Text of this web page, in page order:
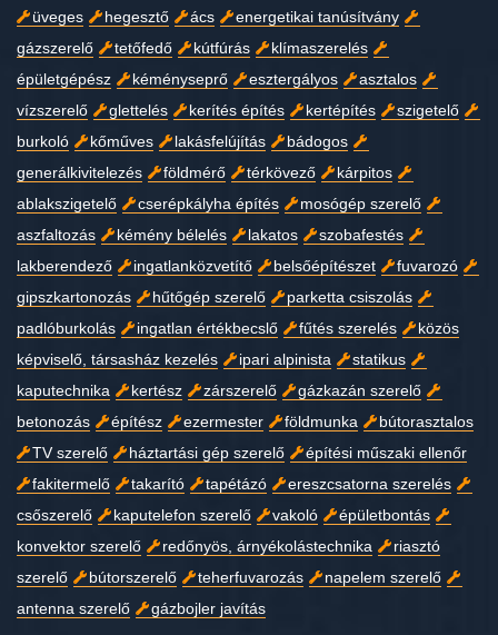
üveges
hegesztő ács
energetikai tanúsítvány
gázszerelő
tetőfedő kútfúrás
klímaszerelés
épületgépész
kéményseprő esztergályos
asztalos
vízszerelő
glettelés kerítés építés kertépítés
szigetelő
burkoló
kőműves lakásfelújítás
bádogos
generálkivitelezés
földmérő térkövező
kárpitos
ablakszigetelő
cserépkályha építés
mosógép szerelő
aszfaltozás
kémény bélelés lakatos
szobafestés
lakberendező
ingatlanközvetítő belsőépítészet
fuvarozó
gipszkartonozás
hűtőgép szerelő
parketta csiszolás
padlóburkolás
ingatlan értékbecslő fűtés szerelés
közös
képviselő, társasház kezelés
ipari alpinista
statikus
kaputechnika
kertész zárszerelő
gázkazán szerelő
betonozás
építész ezermester földmunka
bútorasztalos
TV szerelő
háztartási gép szerelő
építési műszaki ellenőr
fakitermelő
takarító tapétázó
ereszcsatorna szerelés
csőszerelő
kaputelefon szerelő vakoló
épületbontás
konvektor szerelő
redőnyös, árnyékolástechnika
riasztó
szerelő
bútorszerelő teherfuvarozás
napelem szerelő
antenna szerelő
gázbojler javítás